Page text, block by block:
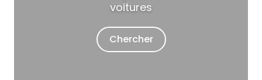
voitures
Chercher